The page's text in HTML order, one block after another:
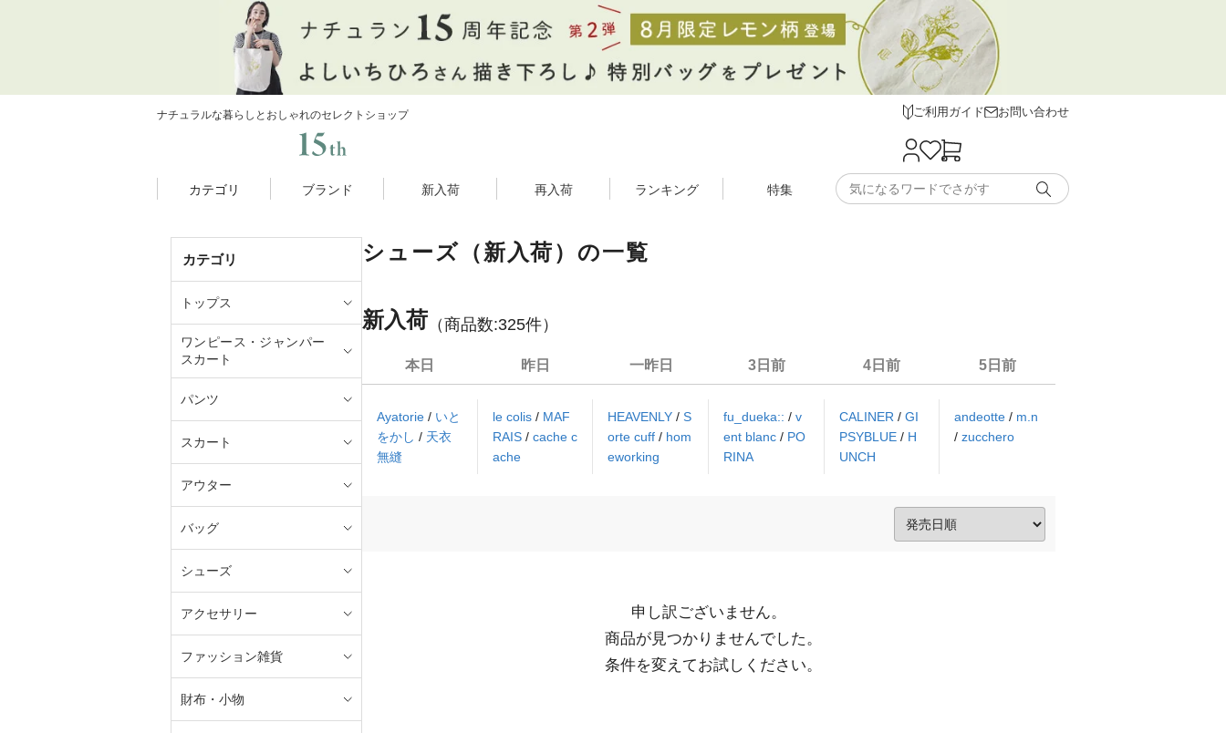
ナチュラルな暮らしとおしゃれのセレクトショップ ご利用ガイド お問い合わせ
カテゴリ ブランド 新入荷 再入荷 ランキング 特集
カテゴリ
トップス
ワンピース・ジャンパー
スカート
パンツ
スカート
アウター
バッグ
シューズ
アクセサリー
ファッション雑貨
財布・小物
シューズ（新入荷）の一覧
新入荷 （商品数:325件）
本日
Ayatorie / いと
をかし / 天衣
無縫
昨日
le colis / MAF
RAIS / cache c
ache
一昨日
HEAVENLY/S
orte cuff/ hom
eworking
3日前
fu_dueka:: / v
ent blanc / PO
RINA
4日前
CALINER / GI
PSYBLUE / H
UNCH
5日前
andeotte/ m.n
/zucchero
申し訳ございません。
  条件を変えてお試しください。